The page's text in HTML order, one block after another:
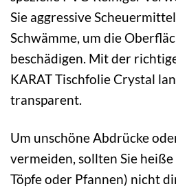
Sie aggressive
Schwämme, um die
beschädigen. Mit der
KARAT Tischfolie Crystal
transparent.
Um unschöne Abdrücke
vermeiden, sollten Sie
Töpfe oder Pfannen) nicht